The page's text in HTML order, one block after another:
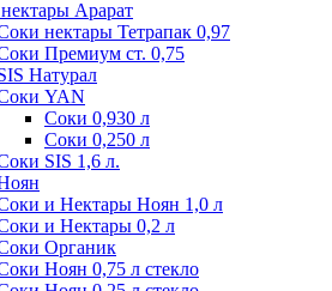
Арарат
нектары Тетрапак 0,97
Премиум ст. 0,75
Натурал
YAN
Соки 0,930 л
Соки 0,250 л
SIS 1,6 л.
и Нектары Ноян 1,0 л
и Нектары 0,2 л
Органик
Ноян 0,75 л стекло